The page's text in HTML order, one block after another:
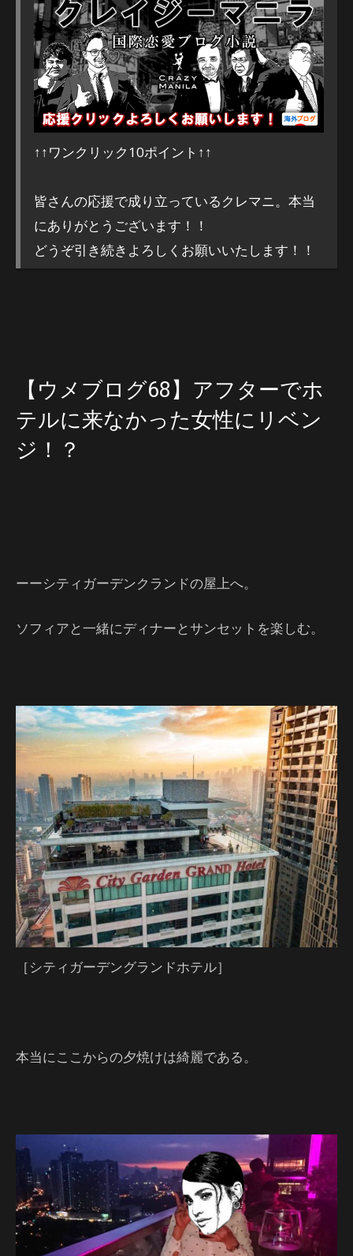
↑↑ワンクリック10ポイント↑↑
皆さんの応援で成り立っているクレマニ。本当
にありがとうございます！！
どうぞ引き続きよろしくお願いいたします！！
【ウメブログ68】アフターでホ
テルに来なかった女性にリベン
ジ！？
ーーシティガーデンクランドの屋上へ。
ソフィアと一緒にディナーとサンセットを楽しむ。
［シティガーデングランドホテル］
本当にここからの夕焼けは綺麗である。